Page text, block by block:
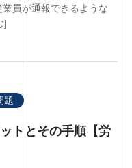
員が通報できるような
]
題
トとその手順【労